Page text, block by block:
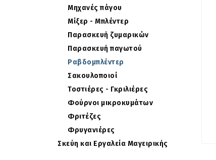
Μηχανές πάγου
Μίξερ - Μπλέντερ
Παρασκευή ζυμαρικών
Παρασκευή παγωτού
Ραβδομπλέντερ
Σακουλοποιοί
Τοστιέρες - Γκριλιέρες
Φούρνοι μικροκυμάτων
Φριτέζες
Φρυγανιέρες
Σκεύη και Εργαλεία Μαγειρικής